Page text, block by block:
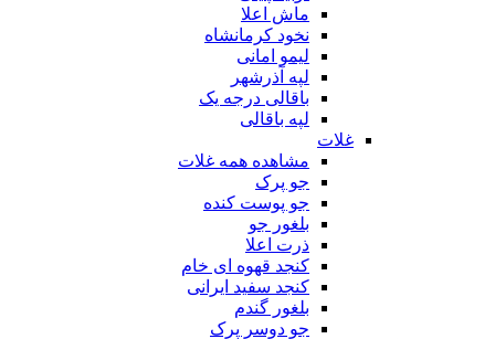
ماش اعلا
نخود کرمانشاه
لیمو امانی
لپه آذرشهر
باقالی درجه یک
لپه باقالی
غلات
مشاهده همه غلات
جو پرک
جو پوست کنده
بلغور جو
ذرت اعلا
کنجد قهوه ای خام
کنجد سفید ایرانی
بلغور گندم
جو دوسر پرک